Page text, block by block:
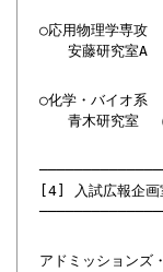
○応用物理学専攻
安藤研究室A （
○化学・バイオ系
青木研究室 （５
[4] 入試広報企画
アドミッションズ